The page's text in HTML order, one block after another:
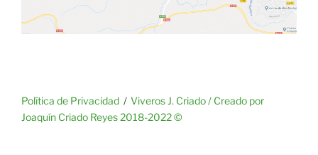
Política de Privacidad
Viveros J. Criado / Creado por
Joaquín Criado Reyes 2018-2022 ©